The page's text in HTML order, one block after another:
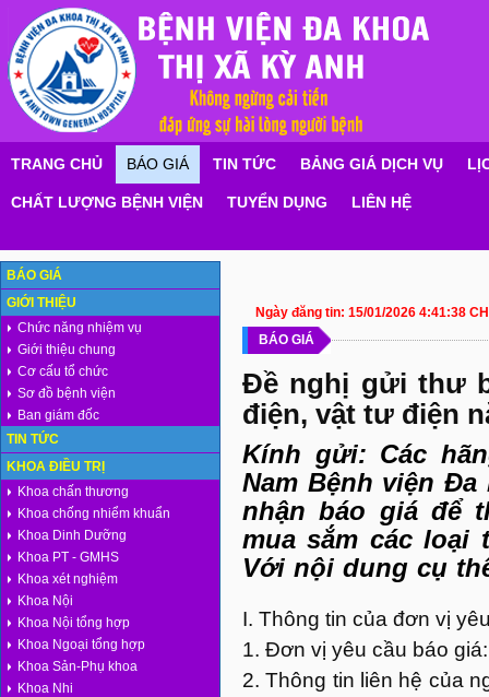
TRANG CHỦ BÁO GIÁ TIN TỨC BẢNG GIÁ DỊCH VỤ
CHẤT LƯỢNG BỆNH VIỆN TUYỂN DỤNG LIÊN HỆ
BÁO GIÁ
GIỚI THIỆU
Chức năng nhiệm vụ
Giới thiệu chung
Cơ cấu tổ chức
Sơ đồ bệnh viện
Ban giám đốc
TIN TỨC
KHOA ĐIỀU TRỊ
Khoa chấn thương
Khoa chống nhiểm khuẩn
Khoa Dinh Dưỡng
Khoa PT - GMHS
Khoa xét nghiệm
Khoa Nội
Khoa Nội tổng hợp
Khoa Ngoại tổng hợp
Khoa Sản-Phụ khoa
Khoa Nhi
Ngày đăng tin: 15/01/2026 4:41:38 CH
BÁO GIÁ
Đề nghị gửi thư
điện, vật tư điện
Kính gửi: Các
Nam Bệnh viện
nhận báo giá để
mua sắm các loại
Với nội dung cụ
I. Thông tin của đơn vị
1. Đơn vị yêu cầu báo
2. Thông tin liên hệ của